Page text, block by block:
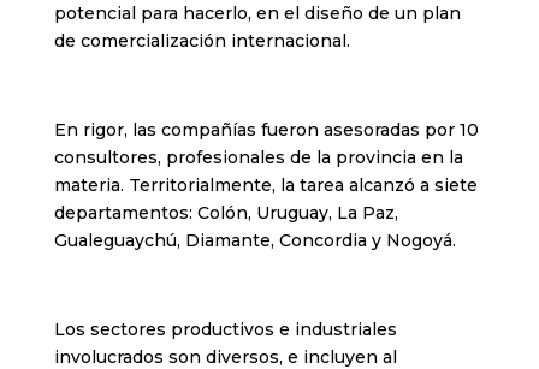
potencial para hacerlo, en el diseño de un plan
de comercialización internacional.
En rigor, las compañías fueron asesoradas por 10
consultores, profesionales de la provincia en la
materia. Territorialmente, la tarea alcanzó a siete
departamentos: Colón, Uruguay, La Paz,
Gualeguaychú, Diamante, Concordia y Nogoyá.
Los sectores productivos e industriales
involucrados son diversos, e incluyen al